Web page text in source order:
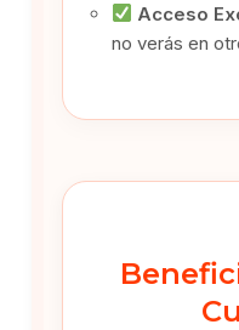
Acceso
no verás en